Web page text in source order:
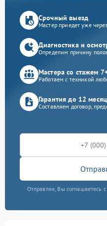
Срочный выезд
Мастер приедет уже
Диагностика и
Определим причину
Мастера со стажем
Работаем с техникой
Гарантия до 12
Составляем договор,
Отправляя, Вы соглашаетесь